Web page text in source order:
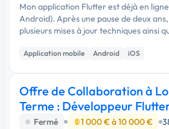
Mon application Flutter est déjà en
Android). Après une pause de deux
plusieurs mises à jour techniques ainsi
Application mobile Android iOS
Offre de Collaboration à
Terme : Développeur
(Partenaire
Fermé 1 000 € à 10 000 €